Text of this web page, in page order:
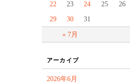
« 7月
22 23 24 25 26
29 30 31
アーカイブ
2026年6月